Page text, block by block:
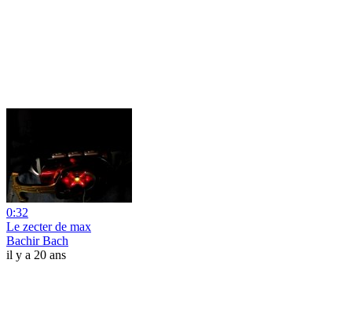
0:32
Le zecter de max
Bachir Bach
il y a 20 ans